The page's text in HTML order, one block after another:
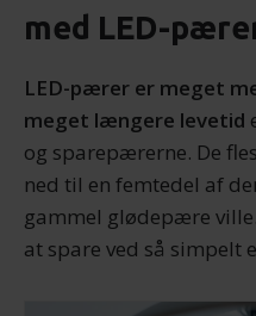
med LED-
LED-pærer er meget
meget længere levetid
og sparepærerne. De
ned til en femtedel af
gammel glødepære
at spare ved så simpelt